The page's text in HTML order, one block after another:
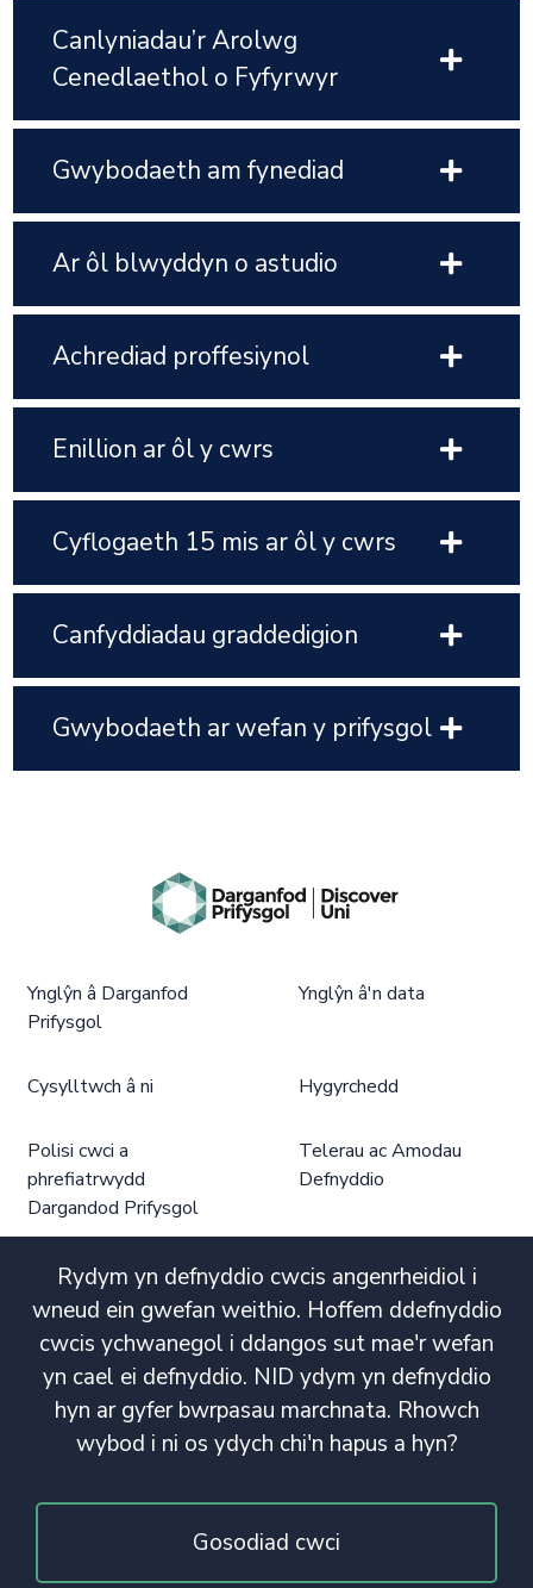
Canlyniadau’r Arolwg
Cenedlaethol o Fyfyrwyr
Gwybodaeth am fynediad
Ar ôl blwyddyn o astudio
Achrediad proffesiynol
Enillion ar ôl y cwrs
Cyflogaeth 15 mis ar ôl y cwrs
Canfyddiadau graddedigion
Gwybodaeth ar wefan y prifysgol
Rydym yn defnyddio cwcis angenrheidiol i
wneud ein gwefan weithio. Hoffem ddefnyddio
cwcis ychwanegol i ddangos sut mae'r wefan
yn cael ei defnyddio. NID ydym yn defnyddio
hyn ar gyfer bwrpasau marchnata. Rhowch
wybod i ni os ydych chi'n hapus a hyn?
Gosodiad cwci
Ynglŷn â Darganfod
Prifysgol
Ynglŷn â'n data
Cysylltwch â ni Hygyrchedd
Polisi cwci a
phrefiatrwydd
Dargandod Prifysgol
Telerau ac Amodau
Defnyddio